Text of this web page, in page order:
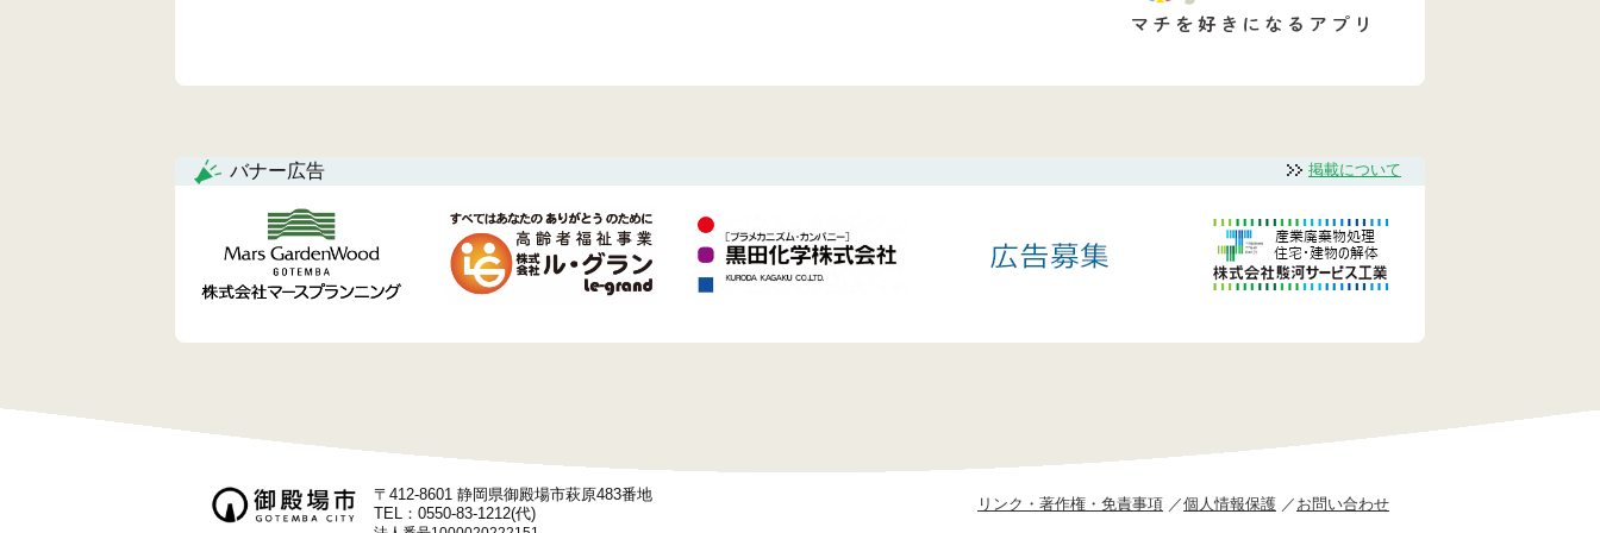
バナー広告 掲載について
〒412-8601 静岡県御殿場市萩原483番地
TEL：0550-83-1212(代)
リンク・著作権・免責事項 個人情報保護 お問い合わせ